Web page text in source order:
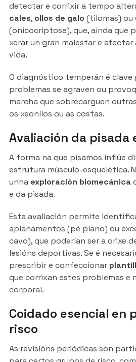
detectar e corrixir a tempo
cales, ollos de galo (tilomas) ou
(onicocriptose), que, aínda que
xerar un gran malestar e afectar
vida.
O diagnóstico temperán é clave
problemas se agraven ou
marcha que sobrecarguen
os xeonllos ou as costas.
Avaliación da pisada
A forma na que pisamos inflúe
estrutura músculo-esquelética.
unha exploración biomecánica
e da pisada.
Esta avaliación permite
aplanamentos (pé plano) ou
cavo), que poderían ser a orixe
lesións deportivas. Se é
prescribir e confeccionar
que corrixan estes problemas e
corporal.
Coidado esencial en
risco
As revisións periódicas son